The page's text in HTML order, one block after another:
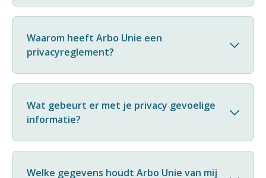
Waarom heeft Arbo Unie een
privacyreglement?
Wat gebeurt er met je privacy gevoelige
informatie?
Welke gegevens houdt Arbo Unie van mij